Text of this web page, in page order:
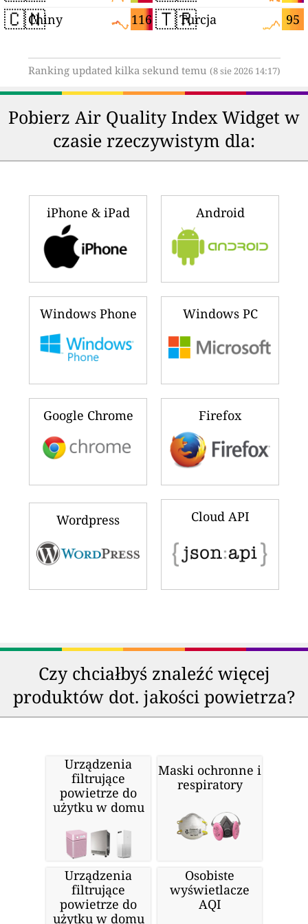
🇨🇳 116
Chiny 🇹🇷 95
Turcja
Ranking updated kilka sekund temu (8 sie 2026 14:17)
Pobierz Air Quality Index Widget w
czasie rzeczywistym dla:
iPhone & iPad Android
Windows Phone Windows PC
Google Chrome Firefox
Wordpress Cloud API
Czy chciałbyś znaleźć więcej
produktów dot. jakości powietrza?
Urządzenia
filtrujące
powietrze do
użytku w domu
Maski ochronne i
respiratory
Urządzenia
filtrujące
powietrze do
użytku w domu
Osobiste
wyświetlacze
AQI